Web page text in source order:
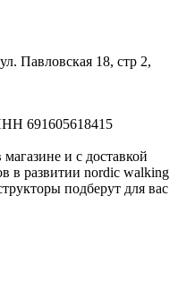
Павловская 18, стр 2,
691605618415
и с доставкой
в развитии nordic walking
подберут для вас